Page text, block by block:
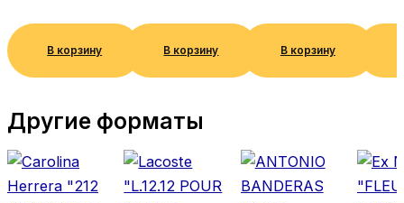
В корзину В корзину В корзину
Другие форматы